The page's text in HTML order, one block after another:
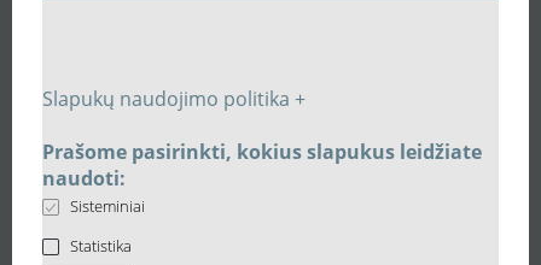
Slapukų naudojimo politika +
Prašome pasirinkti, kokius slapukus leidžiate
naudoti:
Sisteminiai
Statistika
90,18 €